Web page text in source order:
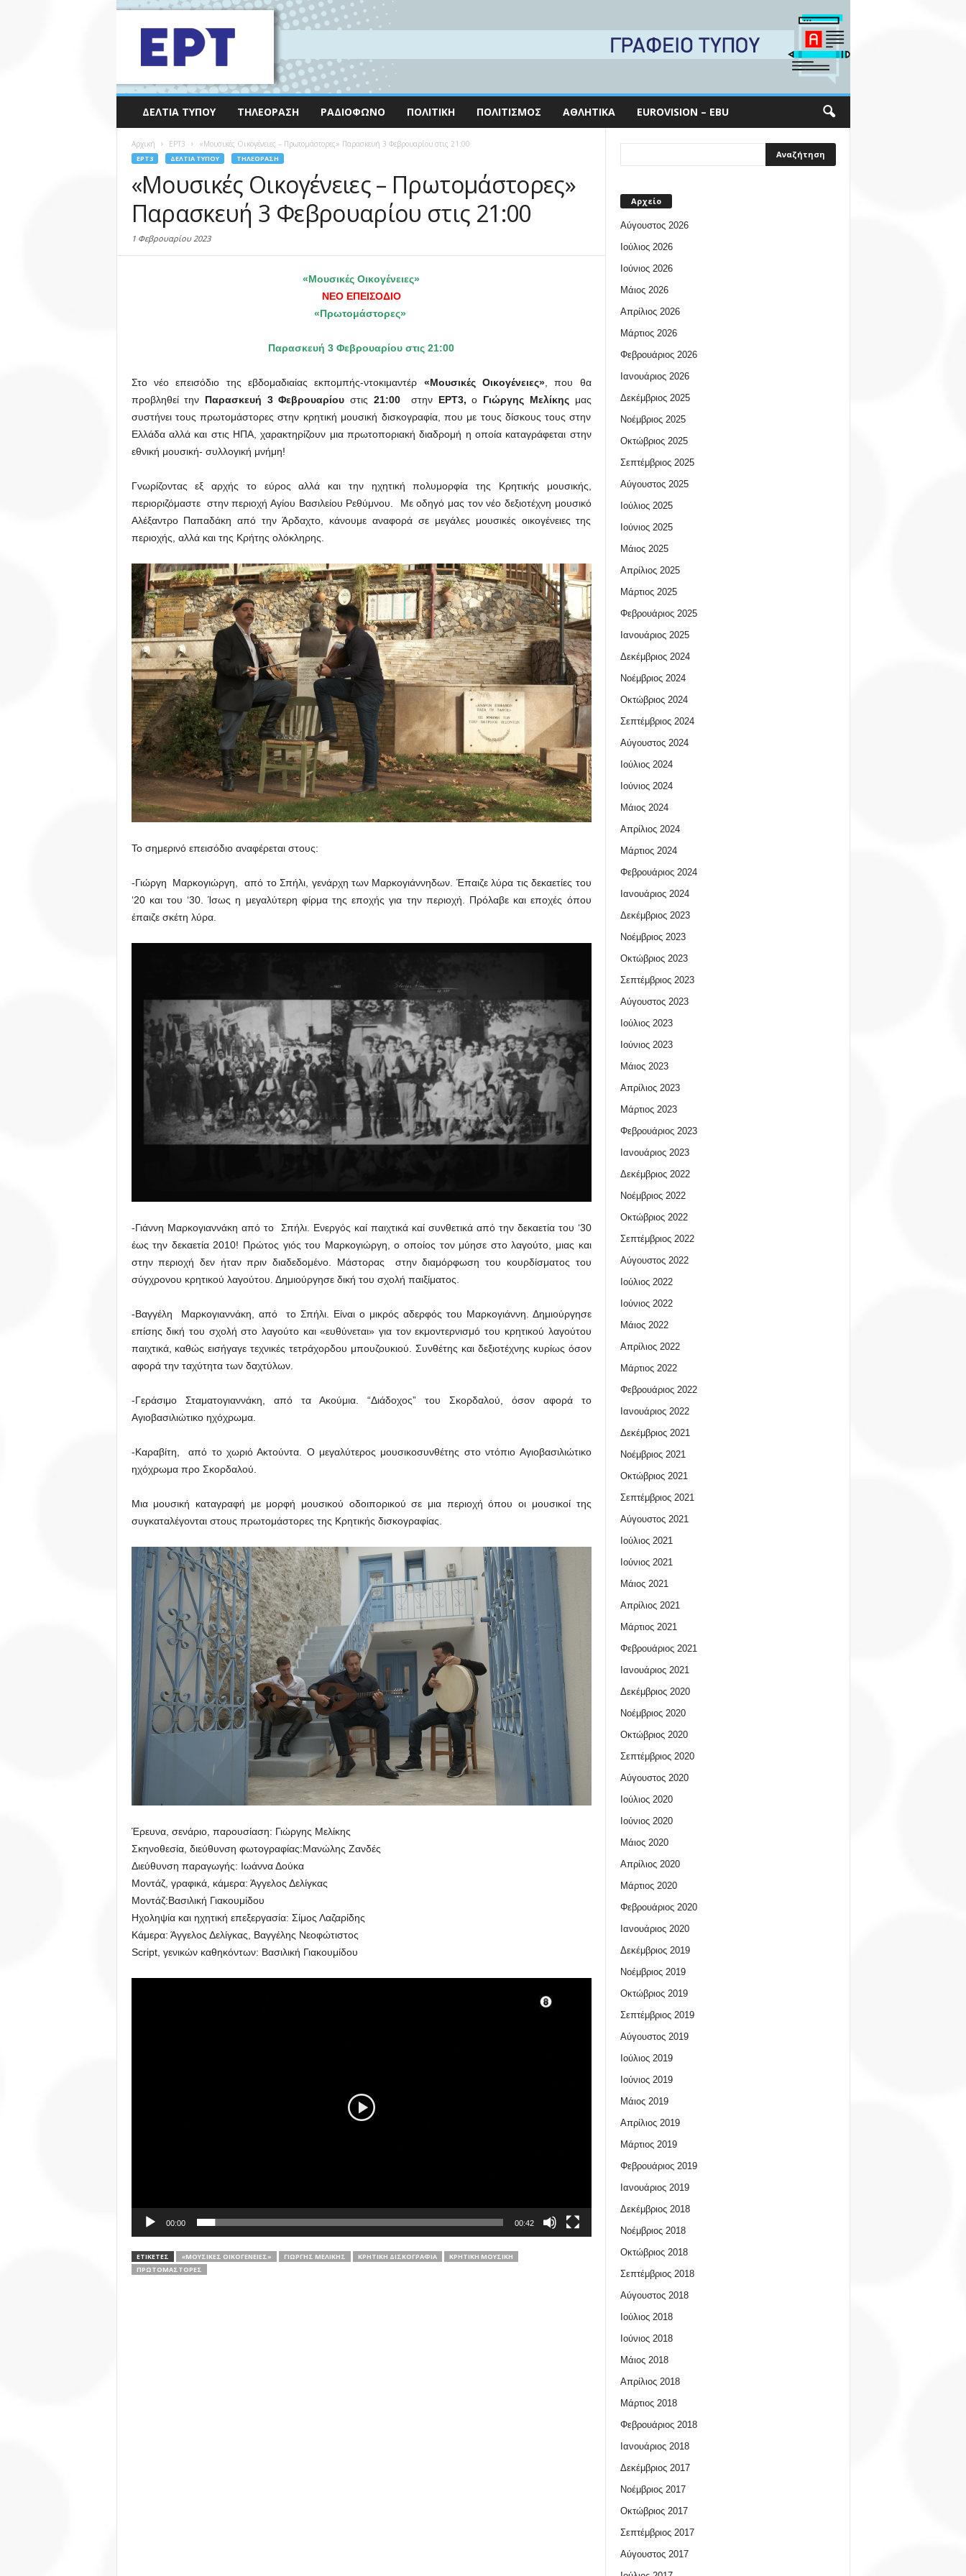
ΔΕΛΤΊΑ ΤΎΠΟΥ ΤΗΛΕΌΡΑΣΗ ΡΑΔΙΌΦΩΝΟ ΠΟΛΙΤΙΚΉ ΠΟΛΙΤΙΣΜΌΣ ΑΘΛΗΤΙΚΆ EUROVISION – EBU
Αρχική EΡΤ3 «Μουσικές Οικογένειες – Πρωτομάστορες» Παρασκευή 3 Φεβρουαρίου στις 21:00
EΡΤ3 ΔΕΛΤΊΑ ΤΎΠΟΥ ΤΗΛΕΌΡΑΣΗ
«Μουσικές Οικογένειες – Πρωτομάστορες»
Παρασκευή 3 Φεβρουαρίου στις 21:00
1 Φεβρουαρίου 2023
«Μουσικές Οικογένειες»
ΝΕΟ ΕΠΕΙΣΟΔΙΟ
«Πρωτομάστορες»
Παρασκευή 3 Φεβρουαρίου στις 21:00
Στο νέο επεισόδιο της εβδομαδιαίας εκπομπής-ντοκιμαντέρ «Μουσικές Οικογένειες», που θα
προβληθεί την Παρασκευή 3 Φεβρουαρίου στις 21:00στην ΕΡΤ3,ο Γιώργης Μελίκηςμας
συστήνει τους πρωτομάστορες στην κρητική μουσική δισκογραφία, που με τους δίσκους τους στην
Ελλάδα αλλά και στις ΗΠΑ, χαρακτηρίζουν μια πρωτοποριακή διαδρομή η οποία καταγράφεται στην
εθνική μουσική- συλλογική μνήμη!
Γνωρίζοντας εξ αρχής το εύρος αλλά και την ηχητική πολυμορφία της Κρητικής μουσικής,
περιοριζόμαστε στην περιοχή Αγίου Βασιλείου Ρεθύμνου. Με οδηγό μας τον νέο δεξιοτέχνη μουσικό
Αλέξαντρο Παπαδάκη από την Άρδαχτο, κάνουμε αναφορά σε μεγάλες μουσικές οικογένειες της
περιοχής, αλλά και της Κρήτης ολόκληρης.
Το σημερινό επεισόδιο αναφέρεται στους:
-Γιώργη Μαρκογιώργη, από το Σπήλι, γενάρχη των Μαρκογιάννηδων. Έπαιζε λύρα τις δεκαετίες του
‘20 και του ‘30. Ίσως η μεγαλύτερη φίρμα της εποχής για την περιοχή. Πρόλαβε και εποχές όπου
έπαιζε σκέτη λύρα.
-Γιάννη Μαρκογιαννάκη από το Σπήλι. Ενεργός καί παιχτικά καί συνθετικά από την δεκαετία του ‘30
έως την δεκαετία 2010! Πρώτος γιός του Μαρκογιώργη, ο οποίος τον μύησε στο λαγούτο, μιας και
στην περιοχή δεν ήταν πριν διαδεδομένο. Μάστορας στην διαμόρφωση του κουρδίσματος του
σύγχρονου κρητικού λαγούτου. Δημιούργησε δική του σχολή παιξίματος.
-Βαγγέλη Μαρκογιαννάκη, από το Σπήλι. Είναι ο μικρός αδερφός του Μαρκογιάννη. Δημιούργησε
επίσης δική του σχολή στο λαγούτο και «ευθύνεται» για τον εκμοντερνισμό του κρητικού λαγούτου
παιχτικά, καθώς εισήγαγε τεχνικές τετράχορδου μπουζουκιού. Συνθέτης και δεξιοτέχνης κυρίως όσον
αφορά την ταχύτητα των δαχτύλων.
-Γεράσιμο Σταματογιαννάκη, από τα Ακούμια. “Διάδοχος” του Σκορδαλού, όσον αφορά το
Αγιοβασιλιώτικο ηχόχρωμα.
-Καραβίτη, από το χωριό Ακτούντα. Ο μεγαλύτερος μουσικοσυνθέτης στο ντόπιο Αγιοβασιλιώτικο
ηχόχρωμα προ Σκορδαλού.
Μια μουσική καταγραφή με μορφή μουσικού οδοιπορικού σε μια περιοχή όπου οι μουσικοί της
συγκαταλέγονται στους πρωτομάστορες της Κρητικής δισκογραφίας.
Έρευνα, σενάριο, παρουσίαση: Γιώργης Μελίκης
Σκηνοθεσία, διεύθυνση φωτογραφίας:Μανώλης Ζανδές
Διεύθυνση παραγωγής: Ιωάννα Δούκα
Μοντάζ, γραφικά, κάμερα: Άγγελος Δελίγκας
Μοντάζ:Βασιλική Γιακουμίδου
Ηχοληψία και ηχητική επεξεργασία: Σίμος Λαζαρίδης
Κάμερα: Άγγελος Δελίγκας, Βαγγέλης Νεοφώτιστος
Script, γενικών καθηκόντων: Βασιλική Γιακουμίδου
00:00 00:42
ΕΤΙΚΕΤΕΣ «ΜΟΥΣΙΚΈΣ ΟΙΚΟΓΈΝΕΙΕΣ» ΓΙΏΡΓΗΣ ΜΕΛΊΚΗΣ ΚΡΗΤΙΚΉ ΔΙΣΚΟΓΡΑΦΊΑ
ΚΡΗΤΙΚΉ ΜΟΥΣΙΚΉ
ΠΡΩΤΟΜΆΣΤΟΡΕΣ
Αρχείο
Αύγουστος 2026
Ιούλιος 2026
Ιούνιος 2026
Μάιος 2026
Απρίλιος 2026
Μάρτιος 2026
Φεβρουάριος 2026
Ιανουάριος 2026
Δεκέμβριος 2025
Νοέμβριος 2025
Οκτώβριος 2025
Σεπτέμβριος 2025
Αύγουστος 2025
Ιούλιος 2025
Ιούνιος 2025
Μάιος 2025
Απρίλιος 2025
Μάρτιος 2025
Φεβρουάριος 2025
Ιανουάριος 2025
Δεκέμβριος 2024
Νοέμβριος 2024
Οκτώβριος 2024
Σεπτέμβριος 2024
Αύγουστος 2024
Ιούλιος 2024
Ιούνιος 2024
Μάιος 2024
Απρίλιος 2024
Μάρτιος 2024
Φεβρουάριος 2024
Ιανουάριος 2024
Δεκέμβριος 2023
Νοέμβριος 2023
Οκτώβριος 2023
Σεπτέμβριος 2023
Αύγουστος 2023
Ιούλιος 2023
Ιούνιος 2023
Μάιος 2023
Απρίλιος 2023
Μάρτιος 2023
Φεβρουάριος 2023
Ιανουάριος 2023
Δεκέμβριος 2022
Νοέμβριος 2022
Οκτώβριος 2022
Σεπτέμβριος 2022
Αύγουστος 2022
Ιούλιος 2022
Ιούνιος 2022
Μάιος 2022
Απρίλιος 2022
Μάρτιος 2022
Φεβρουάριος 2022
Ιανουάριος 2022
Δεκέμβριος 2021
Νοέμβριος 2021
Οκτώβριος 2021
Σεπτέμβριος 2021
Αύγουστος 2021
Ιούλιος 2021
Ιούνιος 2021
Μάιος 2021
Απρίλιος 2021
Μάρτιος 2021
Φεβρουάριος 2021
Ιανουάριος 2021
Δεκέμβριος 2020
Νοέμβριος 2020
Οκτώβριος 2020
Σεπτέμβριος 2020
Αύγουστος 2020
Ιούλιος 2020
Ιούνιος 2020
Μάιος 2020
Απρίλιος 2020
Μάρτιος 2020
Φεβρουάριος 2020
Ιανουάριος 2020
Δεκέμβριος 2019
Νοέμβριος 2019
Οκτώβριος 2019
Σεπτέμβριος 2019
Αύγουστος 2019
Ιούλιος 2019
Ιούνιος 2019
Μάιος 2019
Απρίλιος 2019
Μάρτιος 2019
Φεβρουάριος 2019
Ιανουάριος 2019
Δεκέμβριος 2018
Νοέμβριος 2018
Οκτώβριος 2018
Σεπτέμβριος 2018
Αύγουστος 2018
Ιούλιος 2018
Ιούνιος 2018
Μάιος 2018
Απρίλιος 2018
Μάρτιος 2018
Φεβρουάριος 2018
Ιανουάριος 2018
Δεκέμβριος 2017
Νοέμβριος 2017
Οκτώβριος 2017
Σεπτέμβριος 2017
Αύγουστος 2017